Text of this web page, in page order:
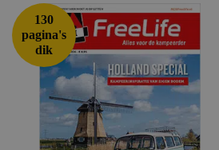
130
pagina's
dik